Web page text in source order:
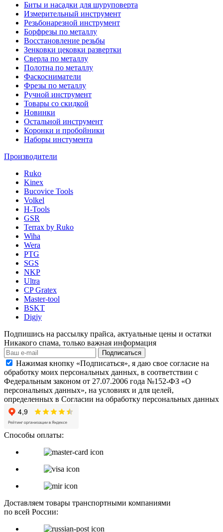
Биты и насадки для шуруповерта
Измерительный инструмент
Резьбонарезной инструмент
Борфрезы по металлу
Восстановление резьбы
Зенковки цековки развертки
Сверла по металлу
Полотна по металлу
Фаскосниматели
Фрезы по металлу
Ручной инструмент
Товары со скидкой
Новинки
Остальной инструмент
Коронки и пробойники
Наборы инстумента
Производители
Ruko
Kinex
Bucovice Tools
Volkel
H-Tools
GSR
Terrax by Ruko
Wiha
Wera
PTG
SGS
NKP
Ultra
CP Gratex
Master-tool
BSKT
Digjy
Подпишись на рассылку прайса, актуальные цены и остатки
Никакого спама, только важная информация
Подписаться
Нажимая кнопку «Подписаться», я даю свое согласие на
обработку моих персональных данных, в соответствии с
Федеральным законом от 27.07.2006 года №152-ФЗ «О
персональных данных», на условиях и для целей,
определенных в Согласии на обработку персональных данных
Способы оплаты:
Доставляем товары транспортными компаниями
по всей России: